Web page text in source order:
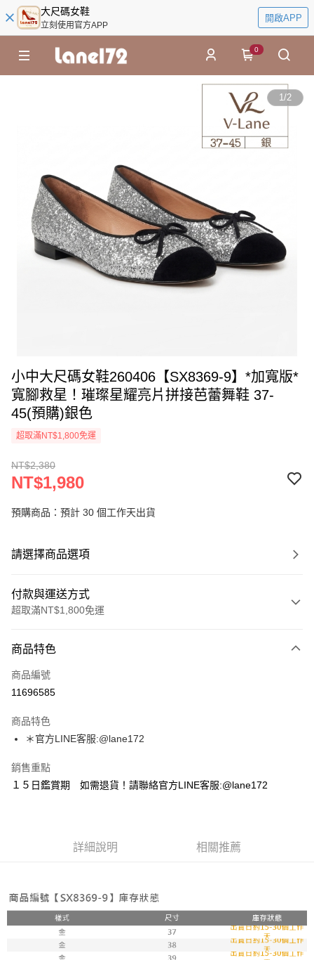
大尺碼女鞋
立刻使用官方APP
開啟APP
0
1/2
小中大尺碼女鞋260406【SX8369-9】*加寬版*
寬腳救星！璀璨星耀亮片拼接芭蕾舞鞋 37-
45(預購)銀色
超取滿NT$1,800免運
NT$2,380
NT$1,980
預購商品：預計 30 個工作天出貨
請選擇商品選項
付款與運送方式
超取滿NT$1,800免運
信用卡一次付款
超商取貨付款
Apple Pay
街口支付
悠遊付
付款後全家取貨
每筆NT$100，滿NT$1,800(含以上)免運費
商品特色
商品編號
11696585
商品特色
＊官方LINE客服:@lane172
銷售重點
１５日鑑賞期 如需退貨！請聯絡官方LINE客服:@lane172
詳細說明 相關推薦